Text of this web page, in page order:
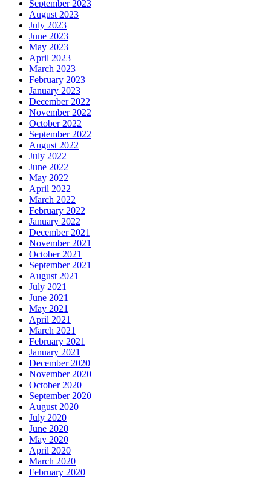
September 2023
August 2023
July 2023
June 2023
May 2023
April 2023
March 2023
February 2023
January 2023
December 2022
November 2022
October 2022
September 2022
August 2022
July 2022
June 2022
May 2022
April 2022
March 2022
February 2022
January 2022
December 2021
November 2021
October 2021
September 2021
August 2021
July 2021
June 2021
May 2021
April 2021
March 2021
February 2021
January 2021
December 2020
November 2020
October 2020
September 2020
August 2020
July 2020
June 2020
May 2020
April 2020
March 2020
February 2020